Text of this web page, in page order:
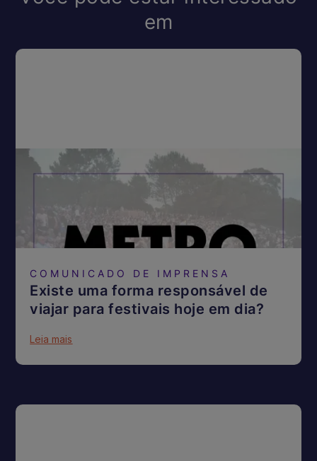
em
COMUNICADO DE IMPRENSA
Existe uma forma responsável de
viajar para festivais hoje em dia?
Leia mais